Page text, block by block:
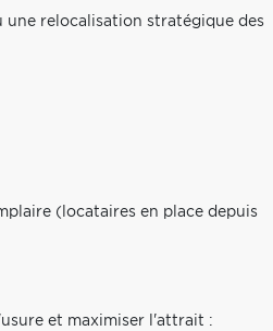
relocalisation stratégique des
(locataires en place depuis
et maximiser l'attrait :